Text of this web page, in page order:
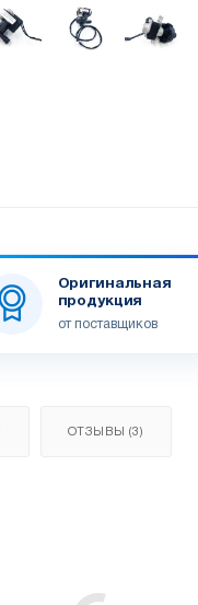
Оригинальная
продукция
от поставщиков
ОТЗЫВЫ (3)